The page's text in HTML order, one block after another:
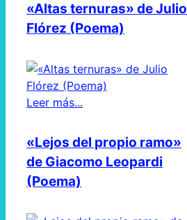
«Altas ternuras» de Julio
Flórez (Poema)
Leer más...
«Lejos del propio ramo»
de Giacomo Leopardi
(Poema)